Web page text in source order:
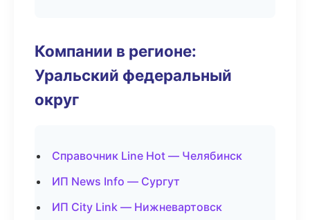
Компании в регионе:
Уральский федеральный
округ
Справочник Line Hot — Челябинск
ИП News Info — Сургут
ИП City Link — Нижневартовск